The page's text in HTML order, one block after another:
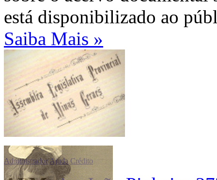
está disponibilizado ao
Saiba Mais »
Administrador Ajuda Crédito